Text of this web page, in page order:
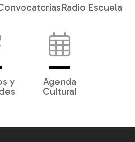
Radio Escuela
y
Agenda
Cultural